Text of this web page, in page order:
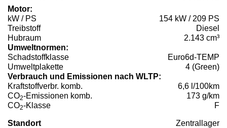
Motor:
kW / PS
154 kW / 209 PS
Treibstoff
Diesel
Hubraum
2.143 cm³
Umweltnormen:
Schadstoffklasse
Euro6d-TEMP
Umweltplakette
4 (Green)
Verbrauch und Emissionen nach WLTP:
Kraftstoffverbr. komb.
6,6 l/100km
CO2-Emissionen komb.
173 g/km
CO2-Klasse F
Standort Zentrallager